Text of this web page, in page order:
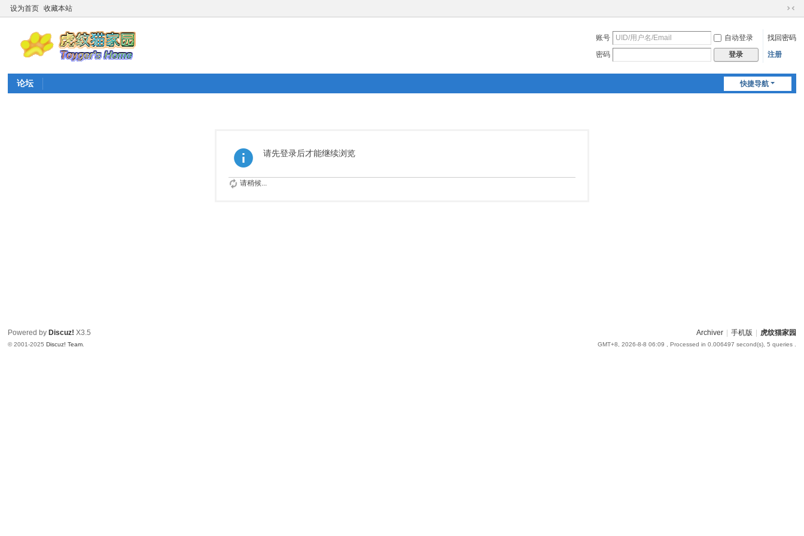
设为首页 收藏本站
切
到
账号 自动登录
找回密码
密码
登录 注册
快捷导航
论坛
请先登录后才能继续浏览
请稍候...
Archiver 手机版 虎纹猫家园
GMT+8, 2026-8-8 06:09 , Processed in 0.006497 second(s), 5 queries .
Powered by Discuz! X3.5
© 2001-2025Discuz! Team